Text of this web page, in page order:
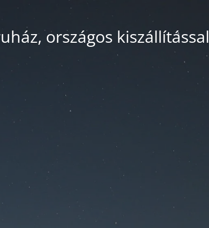
országos kiszállítással